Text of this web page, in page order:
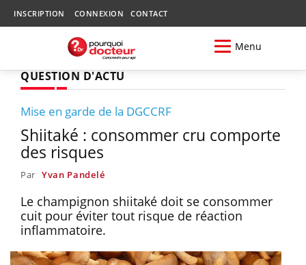
INSCRIPTION CONNEXION CONTACT
Menu
QUESTION D'ACTU
Mise en garde de la DGCCRF
Shiitaké : consommer cru comporte
des risques
Par Yvan Pandelé
Le champignon shiitaké doit se consommer
cuit pour éviter tout risque de réaction
inflammatoire.